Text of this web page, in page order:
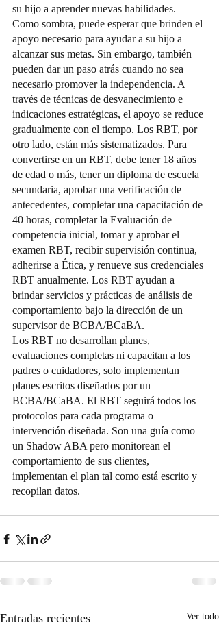
su hijo a aprender nuevas habilidades.
Como sombra, puede esperar que brinden el
apoyo necesario para ayudar a su hijo a
alcanzar sus metas. Sin embargo, también
pueden dar un paso atrás cuando no sea
necesario promover la independencia. A
través de técnicas de desvanecimiento e
indicaciones estratégicas, el apoyo se reduce
gradualmente con el tiempo. Los RBT, por
otro lado, están más sistematizados. Para
convertirse en un RBT, debe tener 18 años
de edad o más, tener un diploma de escuela
secundaria, aprobar una verificación de
antecedentes, completar una capacitación de
40 horas, completar la Evaluación de
competencia inicial, tomar y aprobar el
examen RBT, recibir supervisión continua,
adherirse a Ética, y renueve sus credenciales
RBT anualmente. Los RBT ayudan a
brindar servicios y prácticas de análisis de
comportamiento bajo la dirección de un
supervisor de BCBA/BCaBA.
Los RBT no desarrollan planes,
evaluaciones completas ni capacitan a los
padres o cuidadores, solo implementan
planes escritos diseñados por un
BCBA/BCaBA. El RBT seguirá todos los
protocolos para cada programa o
intervención diseñada. Son una guía como
un Shadow ABA pero monitorean el
comportamiento de sus clientes,
implementan el plan tal como está escrito y
recopilan datos.
Entradas recientes Ver todo